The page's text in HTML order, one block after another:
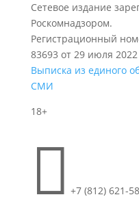
Сетевое издание
Роскомнадзором.
Регистрационный
83693 от 29 июля 2022
Выписка из единого
СМИ
18+
 +7 (812) 621-